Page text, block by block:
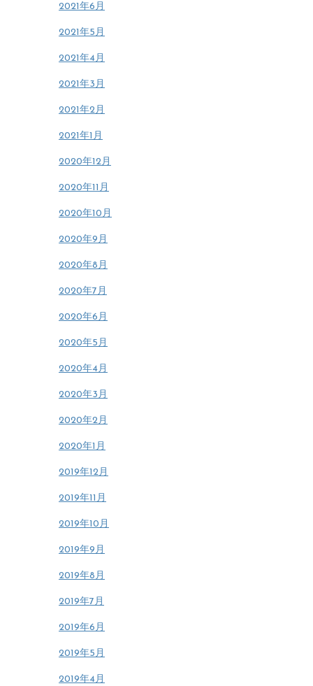
2021年6月
2021年5月
2021年4月
2021年3月
2021年2月
2021年1月
2020年12月
2020年11月
2020年10月
2020年9月
2020年8月
2020年7月
2020年6月
2020年5月
2020年4月
2020年3月
2020年2月
2020年1月
2019年12月
2019年11月
2019年10月
2019年9月
2019年8月
2019年7月
2019年6月
2019年5月
2019年4月